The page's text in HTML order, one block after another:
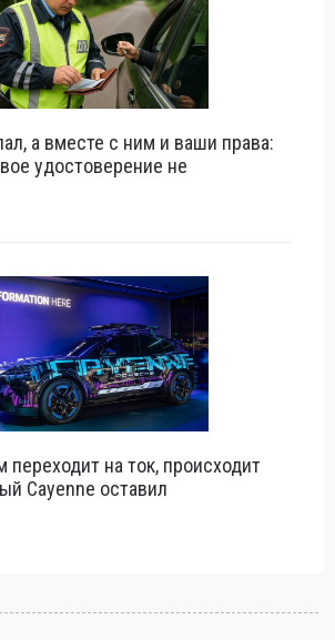
а вместе с ним и ваши права:
удостоверение не
переходит на ток, происходит
Cayenne оставил